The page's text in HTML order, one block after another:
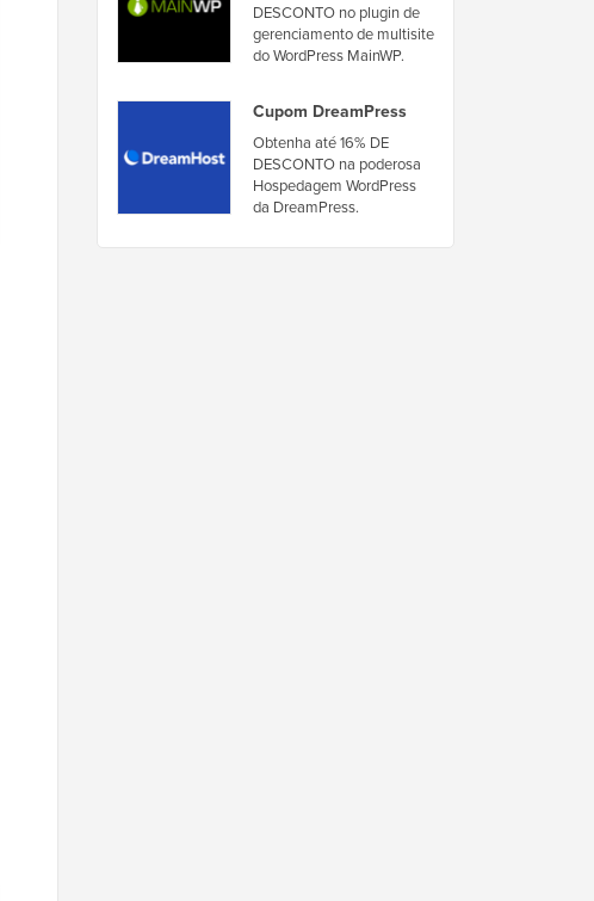
DESCONTO no plugin de
gerenciamento de multisite
do WordPress MainWP.
Cupom DreamPress
Obtenha até 16% DE
DESCONTO na poderosa
Hospedagem WordPress
da DreamPress.